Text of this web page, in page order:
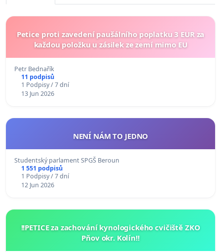
Petice proti zavedení paušálního poplatku 3 EUR za
každou položku u zásilek ze zemí mimo EU
Petr Bednařík
11 podpisů
1 Podpisy / 7 dní
13 Jun 2026
NENÍ NÁM TO JEDNO
Studentský parlament SPGŠ Beroun
1 551 podpisů
1 Podpisy / 7 dní
12 Jun 2026
!!PETICE za zachování kynologického cvičiště ZKO
Pňov okr. Kolín!!